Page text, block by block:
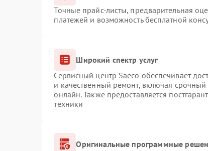
Точные прайс-листы, предварительная
платежей и возможность бесплатной
Широкий спектр услуг
Сервисный центр Saeco обеспечивает
и качественный ремонт, включая срочный
онлайн. Также предоставляется
техники
Оригинальные программные